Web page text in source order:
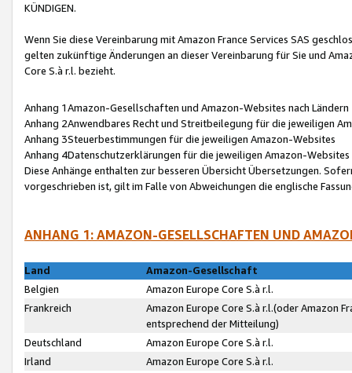
KÜNDIGEN.
Wenn Sie diese Vereinbarung mit Amazon France Services SAS
gelten zukünftige Änderungen an dieser Vereinbarung für Sie und
Core S.à r.l. bezieht.
Anhang 1Amazon-Gesellschaften und Amazon-Websites nach Ländern
Anhang 2Anwendbares Recht und Streitbeilegung für die jeweiligen
Anhang 3Steuerbestimmungen für die jeweiligen Amazon-Websites
Anhang 4Datenschutzerklärungen für die jeweiligen Amazon-Websites
Diese Anhänge enthalten zur besseren Übersicht Übersetzungen.
vorgeschrieben ist, gilt im Falle von Abweichungen die englische
ANHANG 1: AMAZON-GESELLSCHAFTEN UND
Land
Amazon-Gesellschaft
Belgien
Amazon Europe Core S.à r.l.
Frankreich
Amazon Europe Core S.à r.l.(oder Amazon
entsprechend der Mitteilung)
Deutschland
Amazon Europe Core S.à r.l.
Irland
Amazon Europe Core S.à r.l.